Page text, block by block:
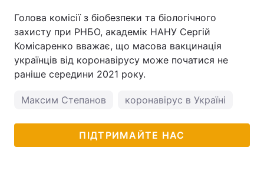
Голова комісії з біобезпеки та біологічного
захисту при РНБО, академік НАНУ Сергій
Комісаренко вважає, що масова вакцинація
українців від коронавірусу може початися не
раніше середини 2021 року.
Максим Степанов коронавірус в Україні
ПІДТРИМАЙТЕ НАС